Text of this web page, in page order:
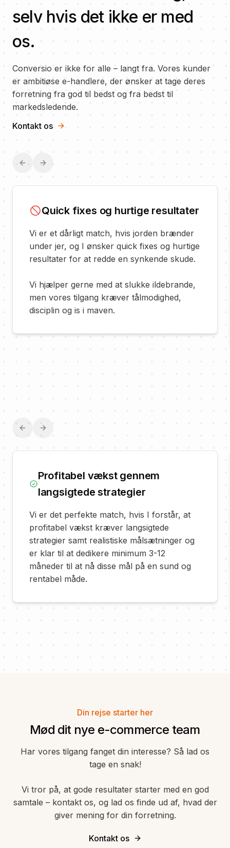
selv hvis det ikke er med
os.
Conversio er ikke for alle – langt fra. Vores kunder
er ambitiøse e-handlere, der ønsker at tage deres
forretning fra god til bedst og fra bedst til
markedsledende.
Kontakt os
Previous slide
Next slide
Quick fixes og hurtige resultater
Vi er et dårligt match, hvis jorden brænder
under jer, og I ønsker quick fixes og hurtige
resultater for at redde en synkende skude.
Vi hjælper gerne med at slukke ildebrande,
men vores tilgang kræver tålmodighed,
disciplin og is i maven.
Previous slide
Next slide
Profitabel vækst gennem
langsigtede strategier
Vi er det perfekte match, hvis I forstår, at
profitabel vækst kræver langsigtede
strategier samt realistiske målsætninger og
er klar til at dedikere minimum 3-12
måneder til at nå disse mål på en sund og
rentabel måde.
Din rejse starter her
Mød dit nye e-commerce team
Har vores tilgang fanget din interesse? Så lad os
tage en snak!
Vi tror på, at gode resultater starter med en god
samtale – kontakt os, og lad os finde ud af, hvad der
giver mening for din forretning.
Kontakt os